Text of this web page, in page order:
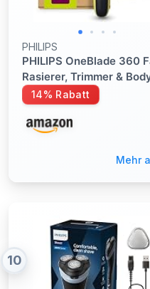
PHILIPS
PHILIPS OneBlade 360
Rasierer, Trimmer &
3x Trimmaufsätze (1/3/5
Nass- & Trockenrasur
(QP2824/31)
14% Rabatt
Mehr
10